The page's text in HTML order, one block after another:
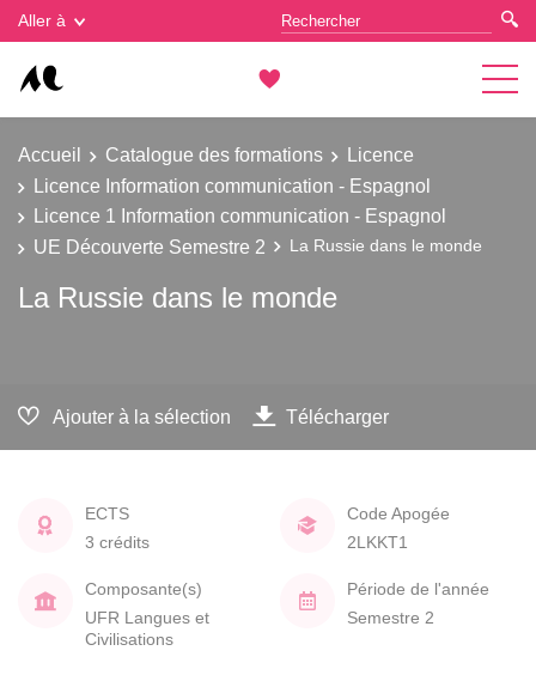
Aller à
Accueil Catalogue des formations
Licence
Licence Information communication - Espagnol
Licence 1 Information communication - Espagnol
UE Découverte Semestre 2
La Russie dans le monde
La Russie dans le monde
Ajouter à la sélection Télécharger
ECTS
3 crédits
Code Apogée
2LKKT1
Composante(s)
UFR Langues et
Civilisations
Période de l'année
Semestre 2
Gestion des cookies